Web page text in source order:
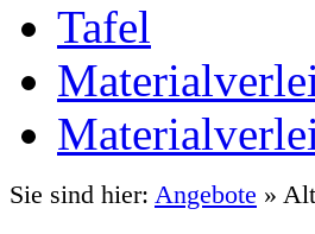
Tafel
Sie sind hier: Angebote »